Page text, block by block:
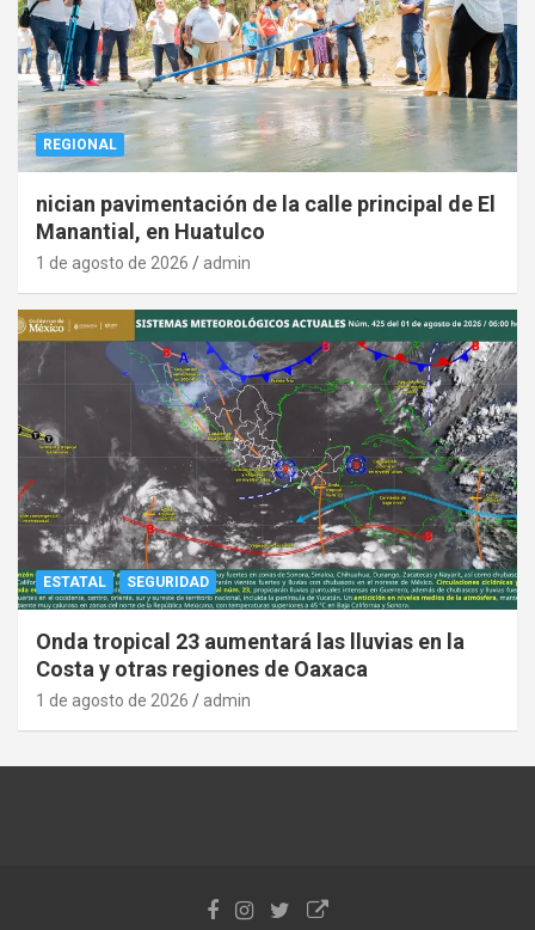
REGIONAL
nician pavimentación de la calle principal de El
Manantial, en Huatulco
1 de agosto de 2026 admin
ESTATAL SEGURIDAD
Onda tropical 23 aumentará las lluvias en la
Costa y otras regiones de Oaxaca
1 de agosto de 2026 admin